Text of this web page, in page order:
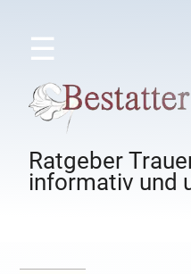
☰
Ratgeber
informativ und